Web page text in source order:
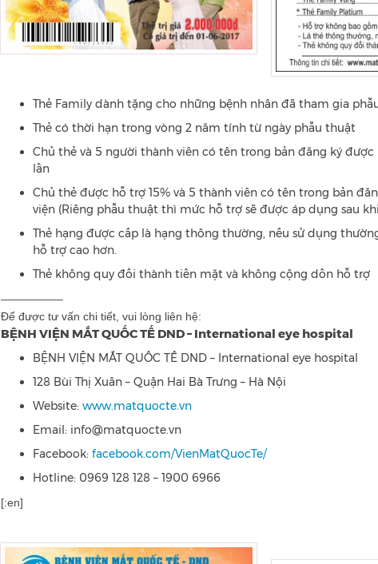
Thẻ Family dành tặng cho những bệnh nhân đã tham gia
Thẻ có thời hạn trong vòng 2 năm tính từ ngày phẫu thuật
Chủ thẻ và 5 người thành viên có tên trong bản đăng ký
lần
Chủ thẻ được hỗ trợ 15% và 5 thành viên có tên trong bản
viện (Riêng phẫu thuật thì mức hỗ trợ sẽ được áp dụng sau
Thẻ hạng được cấp là hạng thông thường, nếu sử dụng
hỗ trợ cao hơn.
Thẻ không quy đổi thành tiền mặt và không cộng dồn hỗ trợ
—————–
Để được tư vấn chi tiết, vui lòng liên hệ:
BỆNH VIỆN MẮT QUỐC TẾ DND – International eye hospital
BỆNH VIỆN MẮT QUỐC TẾ DND – International eye hospital
128 Bùi Thị Xuân – Quận Hai Bà Trưng – Hà Nội
Website: www.matquocte.vn
Email: info@matquocte.vn
Facebook: facebook.com/VienMatQuocTe/
Hotline: 0969 128 128 – 1900 6966
[:en]